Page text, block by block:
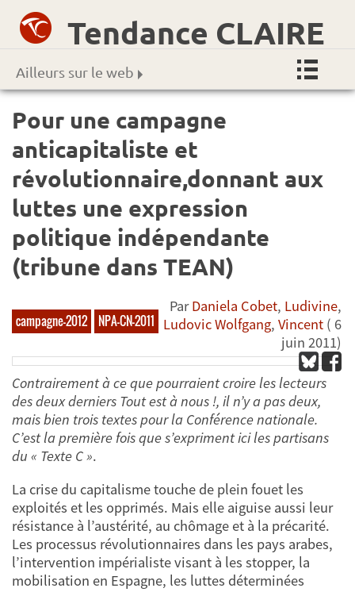
Tendance CLAIRE
Ailleurs sur le web
Pour une campagne
anticapitaliste et
révolutionnaire,donnant aux
luttes une expression
politique indépendante
(tribune dans TEAN)
campagne-2012 NPA-CN-2011
ParDaniela Cobet, Ludivine,
Ludovic Wolfgang,Vincent ( 6
juin 2011)
Contrairement à ce que pourraient croire les lecteurs
des deux derniers Tout est à nous !, il n’y a pas deux,
mais bien trois textes pour la Conférence nationale.
C’est la première fois que s’expriment ici les partisans
du « Texte C ».
La crise du capitalisme touche de plein fouet les
exploités et les opprimés. Mais elle aiguise aussi leur
résistance à l’austérité, au chômage et à la précarité.
Les processus révolutionnaires dans les pays arabes,
l’intervention impérialiste visant à les stopper, la
mobilisation en Espagne, les luttes déterminées